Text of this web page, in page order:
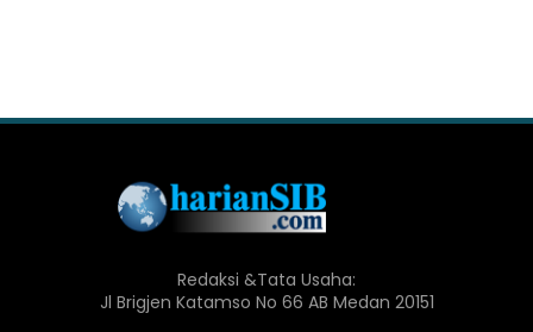
Redaksi &Tata Usaha:
Jl Brigjen Katamso No 66 AB Medan 20151